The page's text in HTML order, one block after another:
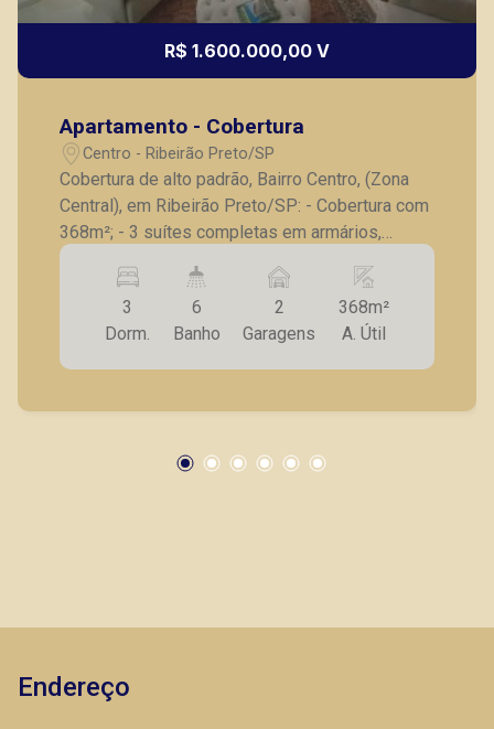
R$ 1.600.000,00 V
Apartamento - Cobertura
Centro - Ribeirão Preto/SP
Cobertura de alto padrão, Bairro Centro, (Zona
Central), em Ribeirão Preto/SP: - Cobertura com
368m²; - 3 suítes completas em armários,
sendo 1 suíte master com closet; - Lavabo; -
Sala para 2 ambientes; - Escritório; - Parte
superior com sala home; - Cozinha planejada; -
Lavanderia; - Dependência e banheiro de
serviço; - Sauna; - Ducha; - Vestiário; - Piscina; -
de garagem. Vamos agendar uma visita neste
3
Dorm.
6
Banho
2
Garagens
368m²
A. Útil
Endereço